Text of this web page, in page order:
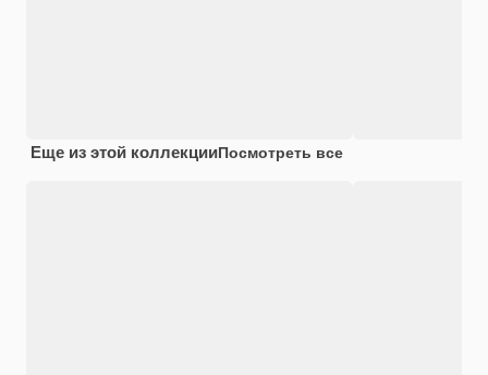
Еще из этой коллекцииПосмотреть все